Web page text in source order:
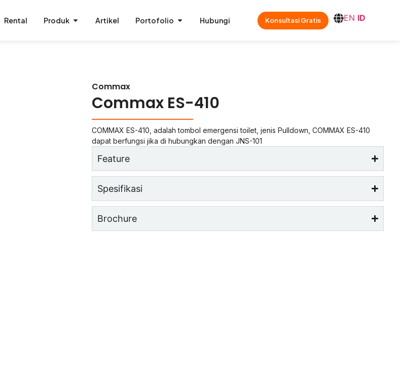
Rental Produk Artikel Portofolio Hubungi Konsultasi Gratis EN ID
Commax
Commax ES-410
COMMAX ES-410, adalah tombol emergensi toilet, jenis Pulldown, COMMAX ES-410
dapat berfungsi jika di hubungkan dengan JNS-101
Feature
Spesifikasi
Brochure